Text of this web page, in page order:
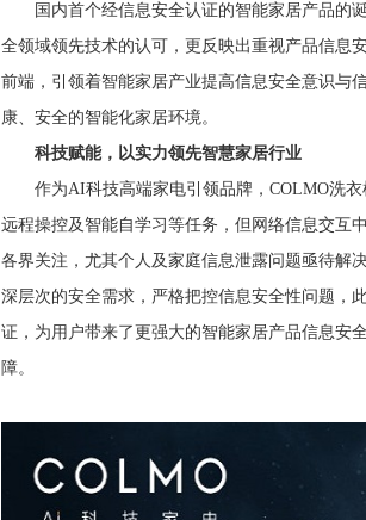
国内首个经信息安全认证的智能家居产品的
全领域领先技术的认可，更反映出重视产品信息
前端，引领着智能家居产业提高信息安全意识与
康、安全的智能化家居环境。
科技赋能，以实力领先智慧家居行业
作为AI科技高端家电引领品牌，COLMO洗衣
远程操控及智能自学习等任务，但网络信息交互
各界关注，尤其个人及家庭信息泄露问题亟待解
深层次的安全需求，严格把控信息安全性问题，
证，为用户带来了更强大的智能家居产品信息安
障。